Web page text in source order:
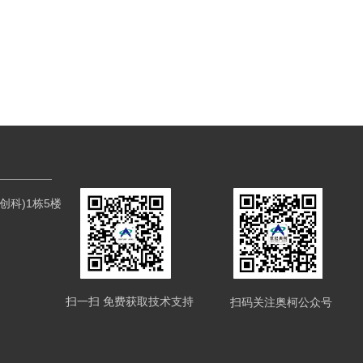
科)1栋5楼
扫一扫 免费获取技术支持 扫码关注奥柯公众号